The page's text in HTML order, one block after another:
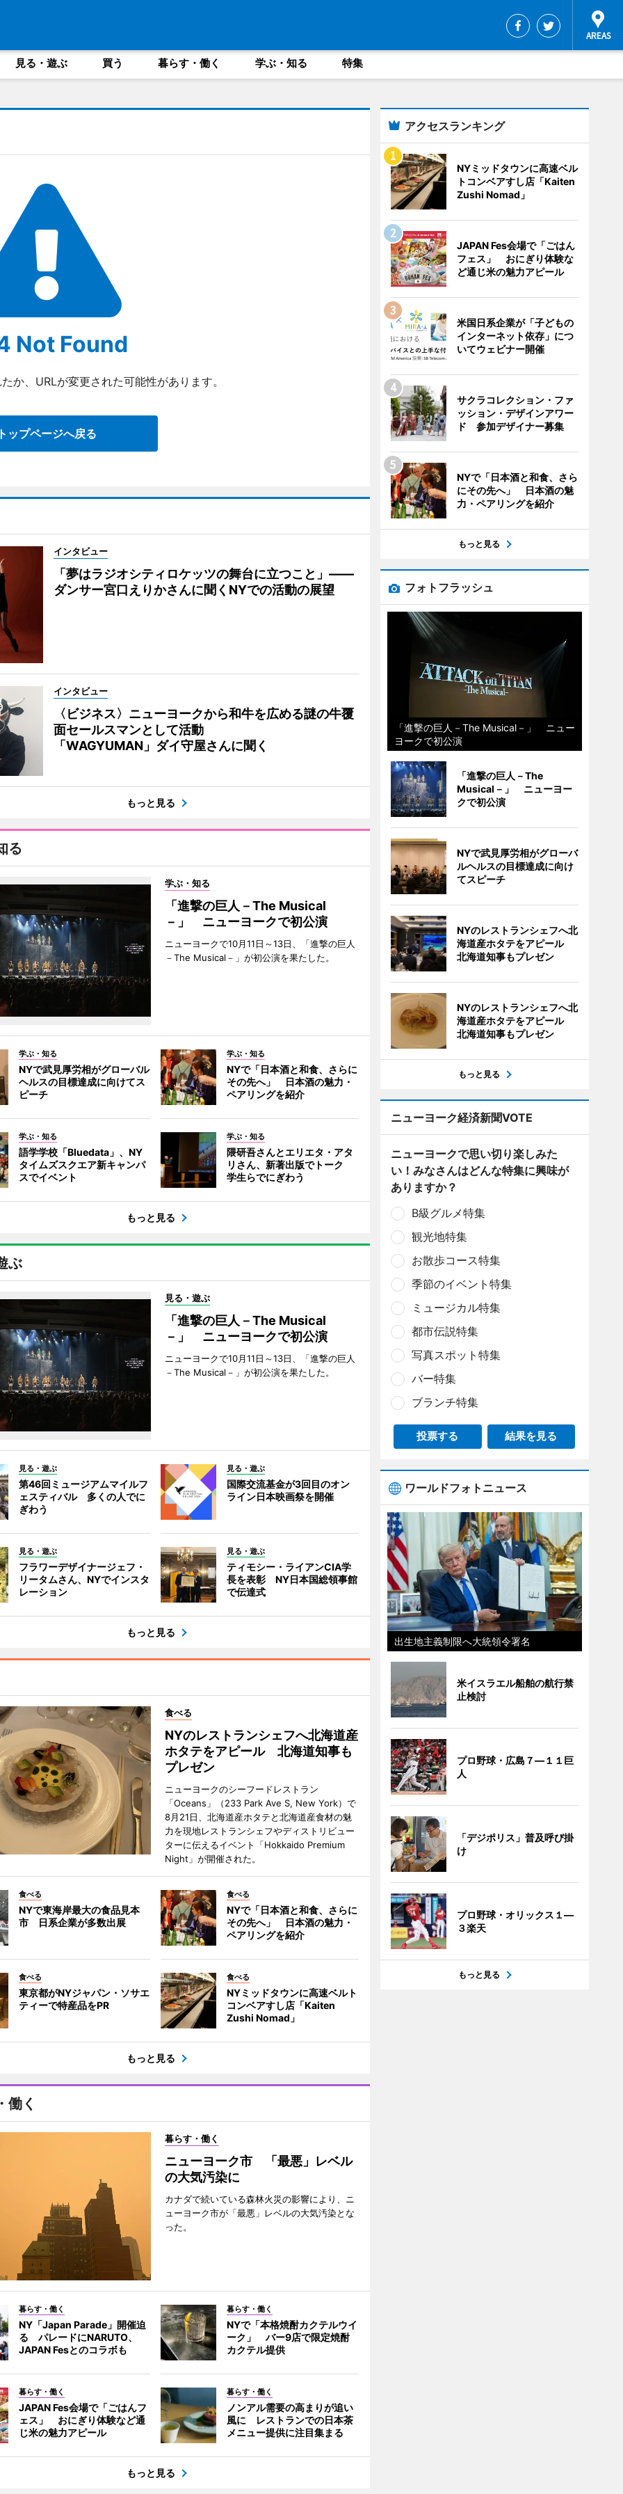
見る・遊ぶ 買う 暮らす・働く 学ぶ・知る 特集
Not Found
か、URLが変更された可能性があります。
ップページへ戻る
インタビュー
「夢はラジオシティロケッツの舞台に立つこと」――
ダンサー宮口えりかさんに聞くNYでの活動の展望
インタビュー
〈ビジネス〉ニューヨークから和牛を広める謎の牛覆
面セールスマンとして活動
「WAGYUMAN」ダイ守屋さんに聞く
もっと見る
る
学ぶ・知る
「進撃の巨人－The Musical
－」 ニューヨークで初公演
ニューヨークで10月11日～13日、「進撃の巨人
－The Musical－」が初公演を果たした。
学ぶ・知る
NYで武見厚労相がグローバル
ヘルスの目標達成に向けてス
ピーチ
学ぶ・知る
NYで「日本酒と和食、さらに
その先へ」 日本酒の魅力・
ペアリングを紹介
学ぶ・知る
語学学校「Bluedata」、NY
タイムズスクエア新キャンパ
スでイベント
学ぶ・知る
隈研吾さんとエリエタ・アタ
リさん、新著出版でトーク
学生らでにぎわう
もっと見る
ぶ
見る・遊ぶ
「進撃の巨人－The Musical
－」 ニューヨークで初公演
ニューヨークで10月11日～13日、「進撃の巨人
－The Musical－」が初公演を果たした。
見る・遊ぶ
第46回ミュージアムマイルフ
ェスティバル 多くの人でに
ぎわう
見る・遊ぶ
国際交流基金が3回目のオン
ライン日本映画祭を開催
見る・遊ぶ
フラワーデザイナージェフ・
リータムさん、NYでインスタ
レーション
見る・遊ぶ
ティモシー・ライアンCIA学
長を表彰 NY日本国総領事館
で伝達式
もっと見る
食べる
NYのレストランシェフへ北海道産
ホタテをアピール 北海道知事も
プレゼン
ニューヨークのシーフードレストラン
「Oceans」（233 Park Ave S, New York）で
8月21日、北海道産ホタテと北海道産食材の魅
力を現地レストランシェフやディストリビュー
ターに伝えるイベント「Hokkaido Premium
Night」が開催された。
食べる
NYで東海岸最大の食品見本
市 日系企業が多数出展
食べる
NYで「日本酒と和食、さらに
その先へ」 日本酒の魅力・
ペアリングを紹介
食べる
東京都がNYジャパン・ソサエ
ティーで特産品をPR
食べる
NYミッドタウンに高速ベルト
コンベアすし店「Kaiten
Zushi Nomad」
もっと見る
働く
暮らす・働く
ニューヨーク市 「最悪」レベル
の大気汚染に
カナダで続いている森林火災の影響により、ニ
ューヨーク市が「最悪」レベルの大気汚染とな
った。
暮らす・働く
NY「Japan Parade」開催迫
る パレードにNARUTO、
JAPAN Fesとのコラボも
暮らす・働く
NYで「本格焼酎カクテルウイ
ーク」 バー9店で限定焼酎
カクテル提供
暮らす・働く
JAPAN Fes会場で「ごはんフ
ェス」 おにぎり体験など通
じ米の魅力アピール
暮らす・働く
ノンアル需要の高まりが追い
風に レストランでの日本茶
メニュー提供に注目集まる
もっと見る
アクセスランキング
NYミッドタウンに高速ベル
トコンベアすし店「Kaiten
Zushi Nomad」
JAPAN Fes会場で「ごはん
フェス」 おにぎり体験な
ど通じ米の魅力アピール
米国日系企業が「子どもの
インターネット依存」につ
いてウェビナー開催
サクラコレクション・ファ
ッション・デザインアワー
ド 参加デザイナー募集
NYで「日本酒と和食、さら
にその先へ」 日本酒の魅
力・ペアリングを紹介
もっと見る
フォトフラッシュ
「進撃の巨人－The Musical－」 ニュー
ヨークで初公演
「進撃の巨人－The
Musical－」 ニューヨー
クで初公演
NYで武見厚労相がグローバ
ルヘルスの目標達成に向け
てスピーチ
NYのレストランシェフへ北
海道産ホタテをアピール
北海道知事もプレゼン
NYのレストランシェフへ北
海道産ホタテをアピール
北海道知事もプレゼン
もっと見る
ニューヨーク経済新聞VOTE
ニューヨークで思い切り楽しみた
い！みなさんはどんな特集に興味が
ありますか？
B級グルメ特集
観光地特集
お散歩コース特集
季節のイベント特集
ミュージカル特集
都市伝説特集
写真スポット特集
バー特集
ブランチ特集
投票する 結果を見る
ワールドフォトニュース
出生地主義制限へ大統領令署名
米イスラエル船舶の航行禁
止検討
プロ野球・広島７―１１巨
人
「デジポリス」普及呼び掛
け
プロ野球・オリックス１―
３楽天
もっと見る